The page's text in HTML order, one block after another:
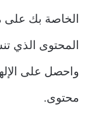
الخاصة بك على
المحتوى الذي
واحصل على
محتوى.